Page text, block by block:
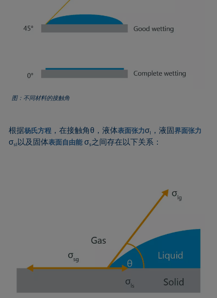
状态方程
表面活性剂
图：不同材料的接触角
根据杨氏方程 ，在接触角θ，液体表面张力σl ，液固界面张力
σsl以及固体表面自由能 σs之间存在以下关系：